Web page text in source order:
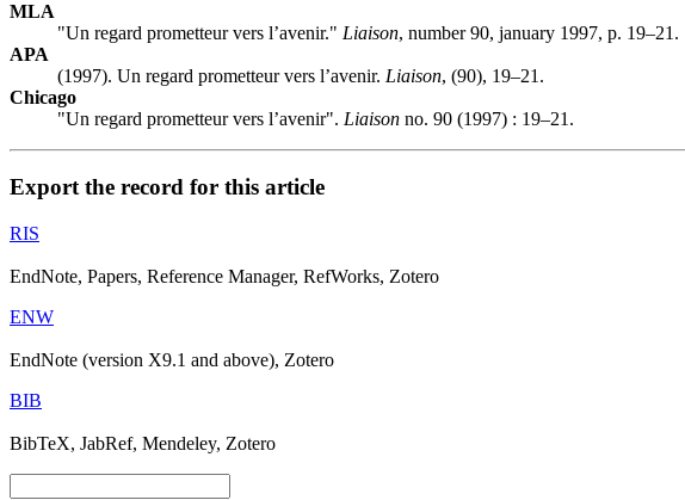
MLA
"Un regard prometteur vers l’avenir." Liaison, number 90, january 1997, p. 19–21.
APA
(1997). Un regard prometteur vers l’avenir. Liaison, (90), 19–21.
Chicago
"Un regard prometteur vers l’avenir". Liaison no. 90 (1997) : 19–21.
Export the record for this article
RIS
EndNote, Papers, Reference Manager, RefWorks, Zotero
ENW
EndNote (version X9.1 and above), Zotero
BIB
BibTeX, JabRef, Mendeley, Zotero